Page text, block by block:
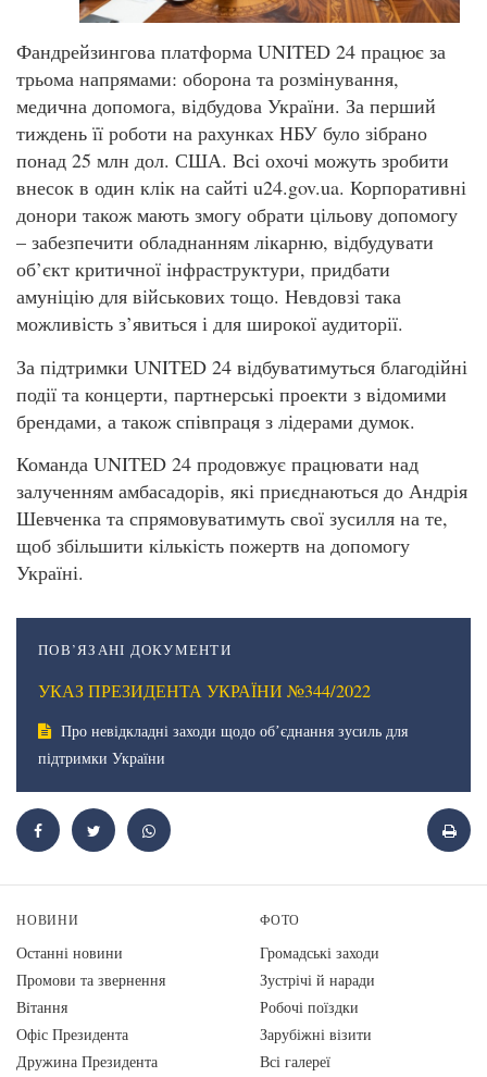
Фандрейзингова платформа UNITED 24 працює за
трьома напрямами: оборона та розмінування,
медична допомога, відбудова України. За перший
тиждень її роботи на рахунках НБУ було зібрано
понад 25 млн дол. США. Всі охочі можуть зробити
внесок в один клік на сайті u24.gov.ua. Корпоративні
донори також мають змогу обрати цільову допомогу
– забезпечити обладнанням лікарню, відбудувати
об’єкт критичної інфраструктури, придбати
амуніцію для військових тощо. Невдовзі така
можливість з’явиться і для широкої аудиторії.
За підтримки UNITED 24 відбуватимуться благодійні
події та концерти, партнерські проекти з відомими
брендами, а також співпраця з лідерами думок.
Команда UNITED 24 продовжує працювати над
залученням амбасадорів, які приєднаються до Андрія
Шевченка та спрямовуватимуть свої зусилля на те,
щоб збільшити кількість пожертв на допомогу
Україні.
ПОВ’ЯЗАНІ ДОКУМЕНТИ
УКАЗ ПРЕЗИДЕНТА УКРАЇНИ №344/2022
Про невідкладні заходи щодо обʼєднання зусиль для
підтримки України
НОВИНИ
Останні новини
Промови та звернення
Вiтання
Офіс Президента
Дружина Президента
ФОТО
Громадські заходи
Зустрічі й наради
Робочі поїздки
Зарубіжні візити
Всі галереї